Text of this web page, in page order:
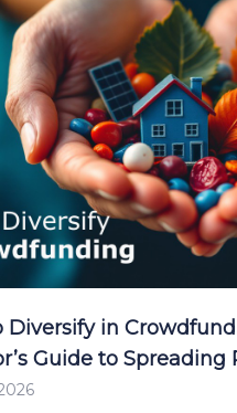
Diversify in
Guide to Spreading